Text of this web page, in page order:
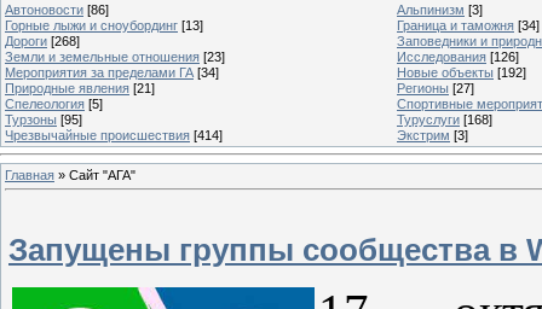
Автоновости [86] Альпинизм [3]
Горные лыжи и сноубординг [13] Граница и таможня [34]
Дороги [268]
Заповедники и
Земли и земельные отношения [23] Исследования [126]
Мероприятия за пределами ГА [34] Новые объекты [192]
Природные явления [21] Регионы [27]
Спелеология [5]
Спортивные
Турзоны [95] Туруслуги [168]
Чрезвычайные происшествия [414] Экстрим [3]
Главная » Сайт "АГА"
Запущены группы сообщества в